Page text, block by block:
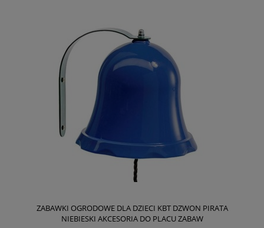
ZABAWKI OGRODOWE DLA DZIECI KBT DZWON PIRATA
NIEBIESKI AKCESORIA DO PLACU ZABAW